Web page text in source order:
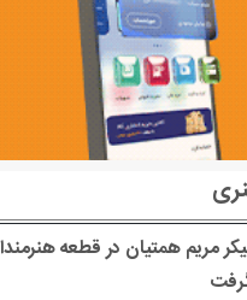
مریم همتیان در قطعه